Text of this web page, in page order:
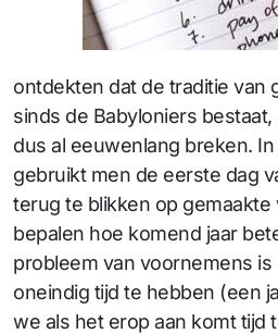
ontdekten dat de traditie van
sinds de Babyloniers
dus al eeuwenlang breken.
gebruikt men de eerste dag
terug te blikken op
bepalen hoe komend jaar
probleem van voornemens
oneindig tijd te hebben (een
we als het erop aan komt tijd